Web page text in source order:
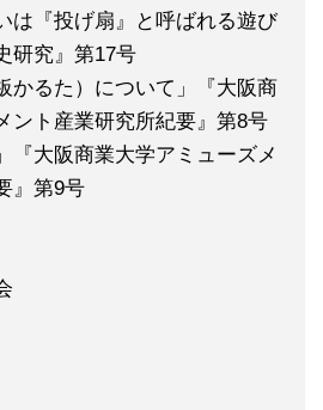
は『投げ扇』と呼ばれる遊び
研究』第17号
かるた）について」『大阪商
ント産業研究所紀要』第8号
『大阪商業大学アミューズメ
』第9号